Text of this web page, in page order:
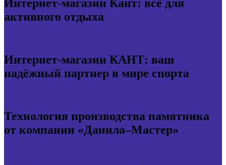
Интернет-магазин Кант: всё для
активного отдыха
Интернет-магазин КАНТ: ваш
надёжный партнер в мире спорта
Технология производства памятника
от компании «Данила–Мастер»